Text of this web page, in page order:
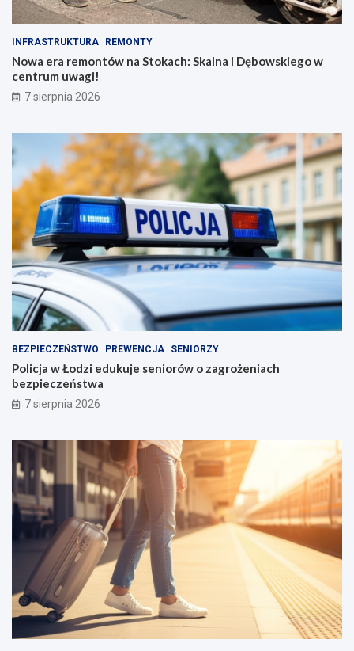
INFRASTRUKTURA REMONTY
Nowa era remontów na Stokach: Skalna i Dębowskiego w
centrum uwagi!
7 sierpnia 2026
BEZPIECZEŃSTWO PREWENCJA SENIORZY
Policja w Łodzi edukuje seniorów o zagrożeniach
bezpieczeństwa
7 sierpnia 2026